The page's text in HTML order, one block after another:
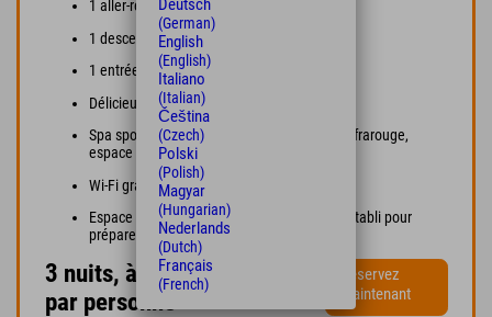
1 aller-retour en téléphérique Alpspitzbahn
1 descente en luge alpine (Alpine Coaster)
1 entrée à l'AlpspitzSplash
Délicieux petit-déjeuner buffet
Spa sportif avec sauna, hammam, cabine infrarouge,
espace fitness et salle de relaxation
Wi-Fi gratuit dans tout l'hôtel
Espace vélo Explorer : station de lavage et établi pour
préparer votre équipement sportif
3 nuits, à partir de 214 €
par personne
Réservez
maintenant
Deutsch
(German)
English
(English)
Italiano
(Italian)
Čeština
(Czech)
Polski
(Polish)
Magyar
(Hungarian)
Nederlands
(Dutch)
Français
(French)